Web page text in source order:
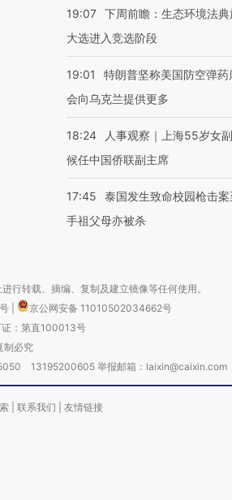
19:07 下周前瞻：生态环境法
大选进入竞选阶段
19:01
特朗普坚称美国防空弹
会向乌克兰提供更多
18:24
人事观察｜上海55岁女
候任中国侨联副主席
17:45
泰国发生致命校园枪击
手祖父母亦被杀
行转载、摘编、复制及建立镜像等任何使用。
京公网安备 11010502034662号
：第直100013号
制必究
13195200605 举报邮箱：laixin@caixin.com
联系我们 友情链接